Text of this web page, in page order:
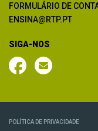
FORMULÁRIO DE
ENSINA@RTP.PT
SIGA-NOS
POLÍTICA DE PRIVACIDADE